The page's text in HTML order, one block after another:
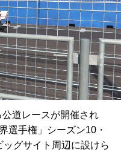
道レースが開催され
選手権」シーズン10・
グサイト周辺に設けら